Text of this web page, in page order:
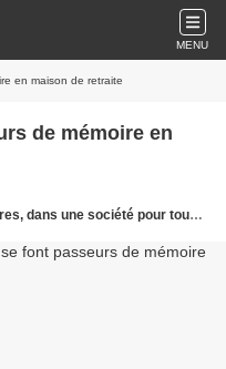
MENU
en maison de retraite
de mémoire en
une société pour tous les âges